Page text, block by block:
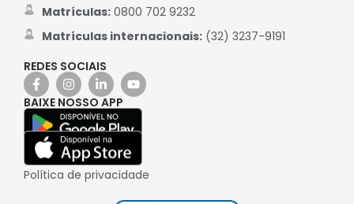
Matrículas:0800 702 9232
Matrículas internacionais:(32) 3237-9191
REDES SOCIAIS
BAIXE NOSSO APP
Política de privacidade